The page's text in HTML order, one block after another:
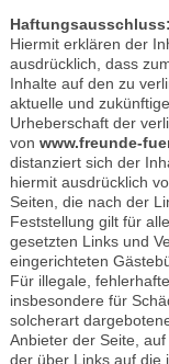
Haftungsausschluss:
Hiermit erklären der
ausdrücklich, dass
Inhalte auf den zu
aktuelle und
Urheberschaft der
von www.freunde-
distanziert sich der
hiermit ausdrücklich
Seiten, die nach der
Feststellung gilt für
gesetzten Links und
eingerichteten
Für illegale,
insbesondere für
solcherart
Anbieter der Seite,
der über Links auf die